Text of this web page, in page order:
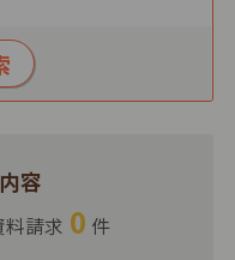
容
料請求 0 件